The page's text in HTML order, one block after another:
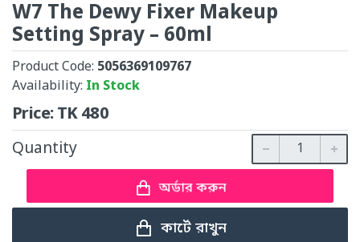
W7 The Dewy Fixer Makeup
Setting Spray – 60ml
Product Code: 5056369109767
Availability: In Stock
Price:TK480
Quantity
অর্ডার করুন
কার্টে রাখুন